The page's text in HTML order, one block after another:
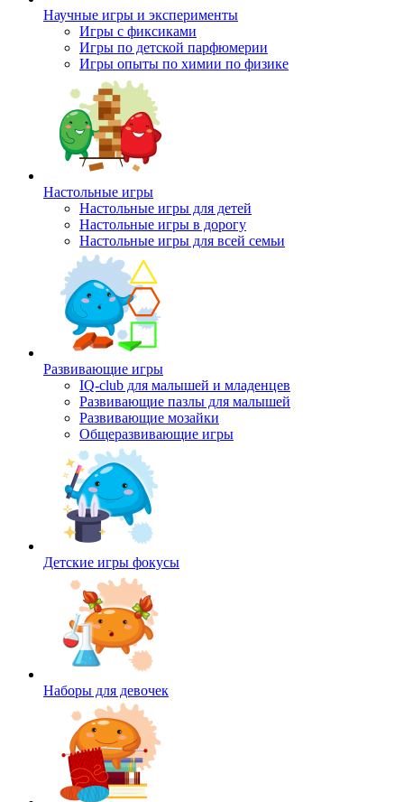
Научные игры и эксперименты
Игры с фиксиками
Игры по детской парфюмерии
Игры опыты по химии по физике
Настольные игры
Настольные игры для детей
Настольные игры в дорогу
Настольные игры для всей семьи
Развивающие игры
IQ-club для малышей и младенцев
Развивающие пазлы для малышей
Развивающие мозайки
Общеразвивающие игры
Детские игры фокусы
Наборы для девочек